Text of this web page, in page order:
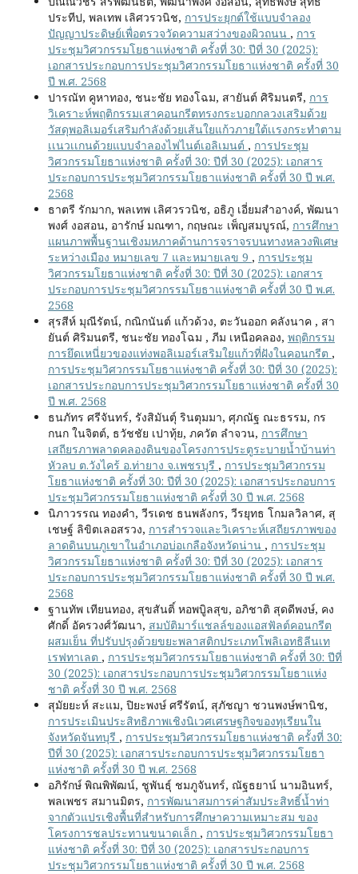
ประทีป, พลเทพ เลิศวรวนิช, การประยุกต์ใช้แบบจำลอง
ปัญญาประดิษย์เพื่อตรวจวัดความสว่างของผิวถนน , การ
ประชุมวิศวกรรมโยธาแห่งชาติ ครั้งที่ 30: ปีที่ 30 (2025):
เอกสารประกอบการประชุมวิศวกรรมโยธาแห่งชาติ ครั้งที่ 30
ปี พ.ศ. 2568
ปารณัท คูหาทอง, ชนะชัย ทองโฉม, สายันต์ ศิริมนตรี, การ
วิเคราะห์พฤติกรรมเสาคอนกรีตทรงกระบอกกลวงเสริมด้วย
วัสดุพอลิเมอร์เสริมกำลังด้วยเส้นใยแก้วภายใต้เเรงกระทำตาม
เเนวเเกนด้วยแบบจำลองไฟไนต์เอลิเมนต์ , การประชุม
วิศวกรรมโยธาแห่งชาติ ครั้งที่ 30: ปีที่ 30 (2025): เอกสาร
ประกอบการประชุมวิศวกรรมโยธาแห่งชาติ ครั้งที่ 30 ปี พ.ศ.
2568
ธาตรี รักมาก, พลเทพ เลิศวรวนิช, อธิภู เอี่ยมสำอางค์, พัฒนา
พงศ์ งอสอน, อารักษ์ มณฑา, กฤษณะ เพ็ญสมบูรณ์, การศึกษา
แผนภาพพื้นฐานเชิงมหภาคด้านการจราจรบนทางหลวงพิเศษ
ระหว่างเมือง หมายเลข 7 และหมายเลข 9 , การประชุม
วิศวกรรมโยธาแห่งชาติ ครั้งที่ 30: ปีที่ 30 (2025): เอกสาร
ประกอบการประชุมวิศวกรรมโยธาแห่งชาติ ครั้งที่ 30 ปี พ.ศ.
2568
สุรสีห์ มุณีรัตน์, กณิกนันต์ แก้วด้วง, ตะวันออก คลังนาค , สา
ยันต์ ศิริมนตรี, ชนะชัย ทองโฉม , ภีม เหนือคลอง, พฤติกรรม
การยึดเหนี่ยวของแท่งพอลิเมอร์เสริมใยแก้วที่ฝังในคอนกรีต ,
การประชุมวิศวกรรมโยธาแห่งชาติ ครั้งที่ 30: ปีที่ 30 (2025):
เอกสารประกอบการประชุมวิศวกรรมโยธาแห่งชาติ ครั้งที่ 30
ปี พ.ศ. 2568
ธนภัทร ศรีจันทร์, รังสิมันตุ์ รินตุมมา, ศุภณัฐ ณะธรรม, กร
กนก ในจิตต์, ธวัชชัย เปาทุ้ย, ภควัต ลำจวน, การศึกษา
เสถียรภาพลาดคลองดินของโครงการประตูระบายน้ำบ้านท่า
หัวลบ ต.วังไคร้ อ.ท่ายาง จ.เพชรบุรี , การประชุมวิศวกรรม
โยธาแห่งชาติ ครั้งที่ 30: ปีที่ 30 (2025): เอกสารประกอบการ
ประชุมวิศวกรรมโยธาแห่งชาติ ครั้งที่ 30 ปี พ.ศ. 2568
นิภาวรรณ ทองคำ, วีรเดช ธนพลังกร, วีรยุทธ โกมลวิลาศ, สุ
เชษฐ์ ลิขิตเลอสรวง, การสำรวจและวิเคราะห์เสถียรภาพของ
ลาดดินบนภูเขาในอำเภอบ่อเกลือจังหวัดน่าน , การประชุม
วิศวกรรมโยธาแห่งชาติ ครั้งที่ 30: ปีที่ 30 (2025): เอกสาร
ประกอบการประชุมวิศวกรรมโยธาแห่งชาติ ครั้งที่ 30 ปี พ.ศ.
2568
ฐานทัพ เทียนทอง, สุขสันติ์ หอพบิูลสุข, อภิชาติ สุดดีพงษ์, คง
ศักดิ์ อัครวงศ์วัฒนา, สมบัติมาร์แชลล์ของแอสฟัลต์คอนกรีต
ผสมเย็น ที่ปรับปรุงด้วยขยะพลาสติกประเภทโพลิเอทธิลีนเท
เรฟทาเลต , การประชุมวิศวกรรมโยธาแห่งชาติ ครั้งที่ 30: ปีที่
30 (2025): เอกสารประกอบการประชุมวิศวกรรมโยธาแห่ง
ชาติ ครั้งที่ 30 ปี พ.ศ. 2568
สุมัยยะห์ สะแม, ปิยะพงษ์ ศรีรัตน์, สุภัชญา ชวนพงษ์พานิช,
การประเมินประสิทธิภาพเชิงนิเวศเศรษฐกิจของทุเรียนใน
จังหวัดจันทบุรี , การประชุมวิศวกรรมโยธาแห่งชาติ ครั้งที่ 30:
ปีที่ 30 (2025): เอกสารประกอบการประชุมวิศวกรรมโยธา
แห่งชาติ ครั้งที่ 30 ปี พ.ศ. 2568
อภิรักษ์ พิณพิพัฒน์, ชูพันธุ์ ชมภูจันทร์, ณัฐธยาน์ นามอินทร์,
พลเพชร สมานมิตร, การพัฒนาสมการค่าสัมประสิทธิ์น้ำท่า
จากตัวแปรเชิงพื้นที่สำหรับการศึกษาความเหมาะสม ของ
โครงการชลประทานขนาดเล็ก , การประชุมวิศวกรรมโยธา
แห่งชาติ ครั้งที่ 30: ปีที่ 30 (2025): เอกสารประกอบการ
ประชุมวิศวกรรมโยธาแห่งชาติ ครั้งที่ 30 ปี พ.ศ. 2568